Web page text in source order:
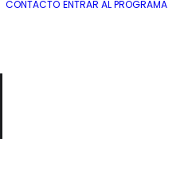
CONTACTO ENTRAR AL PROGRAMA